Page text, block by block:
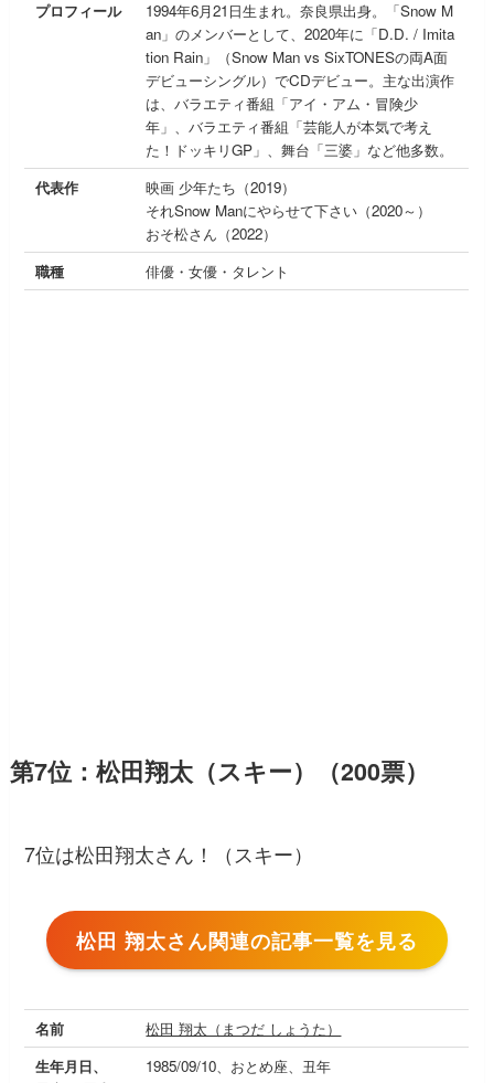
プロフィール
1994年6月21日生まれ。奈良県出身。「Snow M
an」のメンバーとして、2020年に「D.D. / Imita
tion Rain」（Snow Man vs SixTONESの両A面
デビューシングル）でCDデビュー。主な出演作
は、バラエティ番組「アイ・アム・冒険少
年」、バラエティ番組「芸能人が本気で考え
た！ドッキリGP」、舞台「三婆」など他多数。
代表作
映画 少年たち（2019）
それSnow Manにやらせて下さい（2020～）
おそ松さん（2022）
職種
俳優・女優・タレント
第7位：松田翔太（スキー）（200票）
7位は松田翔太さん！（スキー）
松田 翔太さん関連の記事一覧を見る
名前
松田 翔太（まつだ しょうた）
生年月日、
1985/09/10、おとめ座、丑年